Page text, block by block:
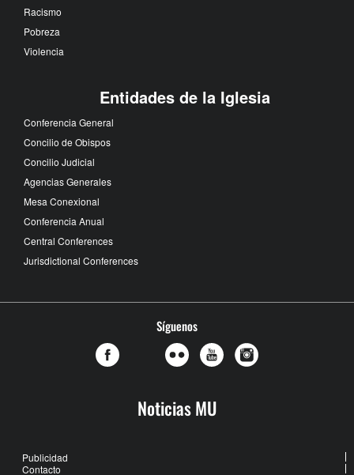
Racismo
Pobreza
Violencia
Entidades de la Iglesia
Conferencia General
Concilio de Obispos
Concilio Judicial
Agencias Generales
Mesa Conexional
Conferencia Anual
Central Conferences
Jurisdictional Conferences
Síguenos
Noticias MU
Publicidad
Contacto